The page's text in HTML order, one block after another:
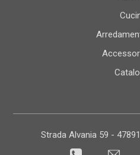
Strada Alvania 59 -